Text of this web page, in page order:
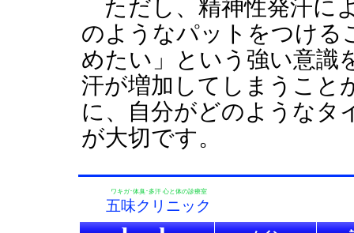
ただし、精神性発汗に
のようなパットをつける
めたい」という強い意識
汗が増加してしまうこと
に、自分がどのようなタ
が大切です。
ワキガ･体臭･多汗 心と体の診療室
五味クリニック